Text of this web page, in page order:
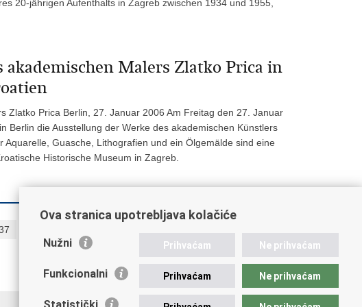
20-jährigen Aufenthalts in Zagreb zwischen 1934 und 1955,
Malers Zlatko Prica in
Zlatko Prica Berlin, 27. Januar 2006 Am Freitag den 27. Januar
Berlin die Ausstellung der Werke des akademischen Künstlers
Guasche, Lithografien und ein Ölgemälde sind eine
Historische Museum in Zagreb.
Ova stranica upotrebljava kolačiće
Nužni Prihvaćam Ne prihvaćam
Funkcionalni Prihvaćam Ne prihvaćam